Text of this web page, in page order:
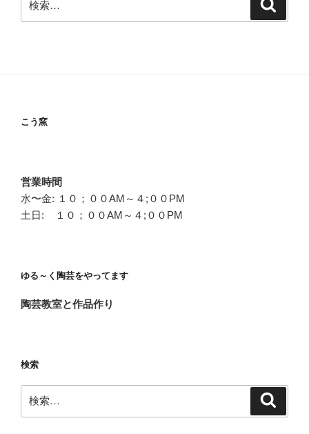
ョ
索:
こう窯
営業時間
水〜金: １０；００AM～４;００PM
土日: １０；００AM～４;００PM
ゆる～く陶芸をやってます
陶芸教室と作品作り
検索
索: